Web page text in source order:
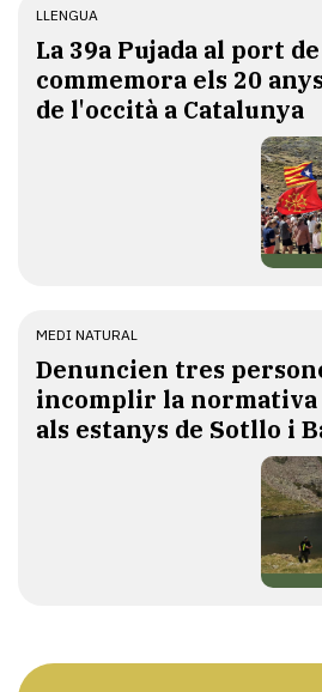
LLENGUA
​La 39a Pujada al port
commemora els 20
de l'occità a Catalunya
MEDI NATURAL
Denuncien tres
incomplir la normativa
als estanys de Sotllo i